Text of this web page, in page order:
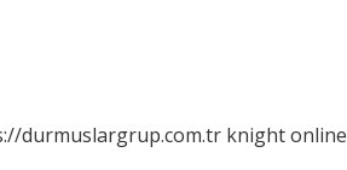
durmuslargrup.com.tr knight online